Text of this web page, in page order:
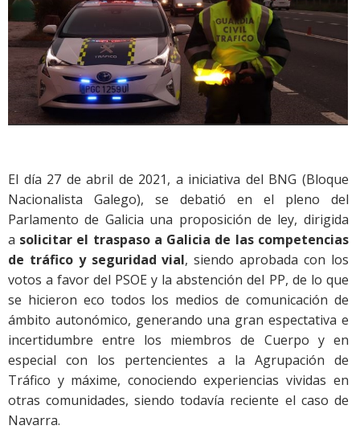
El día 27 de abril de 2021, a iniciativa del BNG (Bloque
Nacionalista Galego), se debatió en el pleno del
Parlamento de Galicia una proposición de ley, dirigida
a solicitar el traspaso a Galicia de las competencias
de tráficoy seguridad vial, siendo aprobada con los
votos a favor del PSOE y la abstención del PP, de lo que
se hicieron eco todos los medios de comunicación de
ámbito autonómico, generando una gran espectativa e
incertidumbre entre los miembros de Cuerpo y en
especial con los pertencientes a la Agrupación de
Tráfico y máxime, conociendo experiencias vividas en
otras comunidades, siendo todavía reciente el caso de
Navarra.